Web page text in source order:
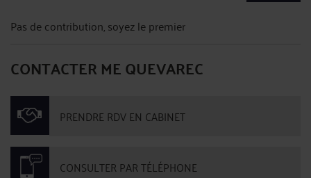
Pas de contribution, soyez le premier
CONTACTER ME QUEVAREC
PRENDRE RDV EN CABINET
CONSULTER PAR TÉLÉPHONE